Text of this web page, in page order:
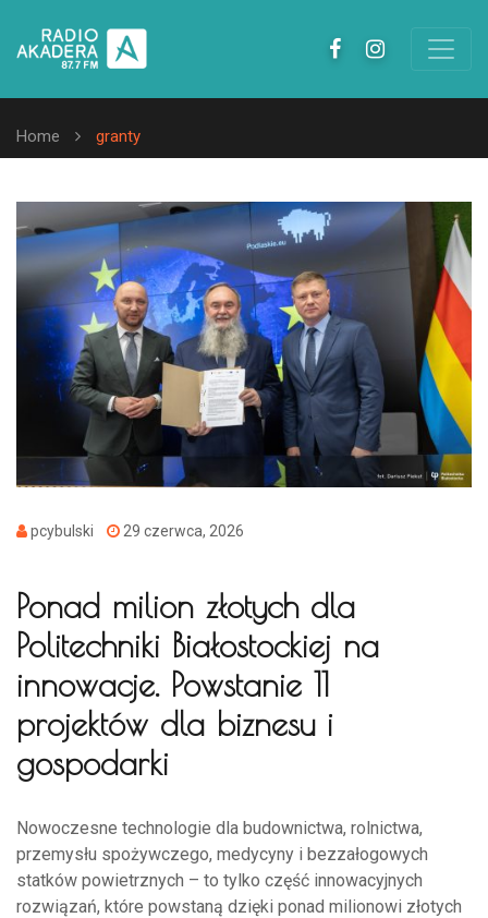
Home granty
pcybulski 29 czerwca, 2026
Ponad milion złotych dla
Politechniki Białostockiej na
innowacje. Powstanie 11
projektów dla biznesu i
gospodarki
Nowoczesne technologie dla budownictwa, rolnictwa,
przemysłu spożywczego, medycyny i bezzałogowych
statków powietrznych – to tylko część innowacyjnych
rozwiązań, które powstaną dzięki ponad milionowi złotych